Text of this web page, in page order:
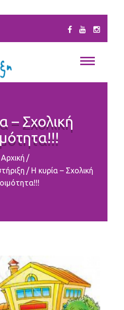
– Σχολική
Αρχική /
/Η κυρία – Σχολική